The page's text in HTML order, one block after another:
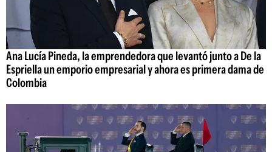
Ana Lucía Pineda, la emprendedora que levantó junto a De la
Espriella un emporio empresarial y ahora es primera dama de
Colombia